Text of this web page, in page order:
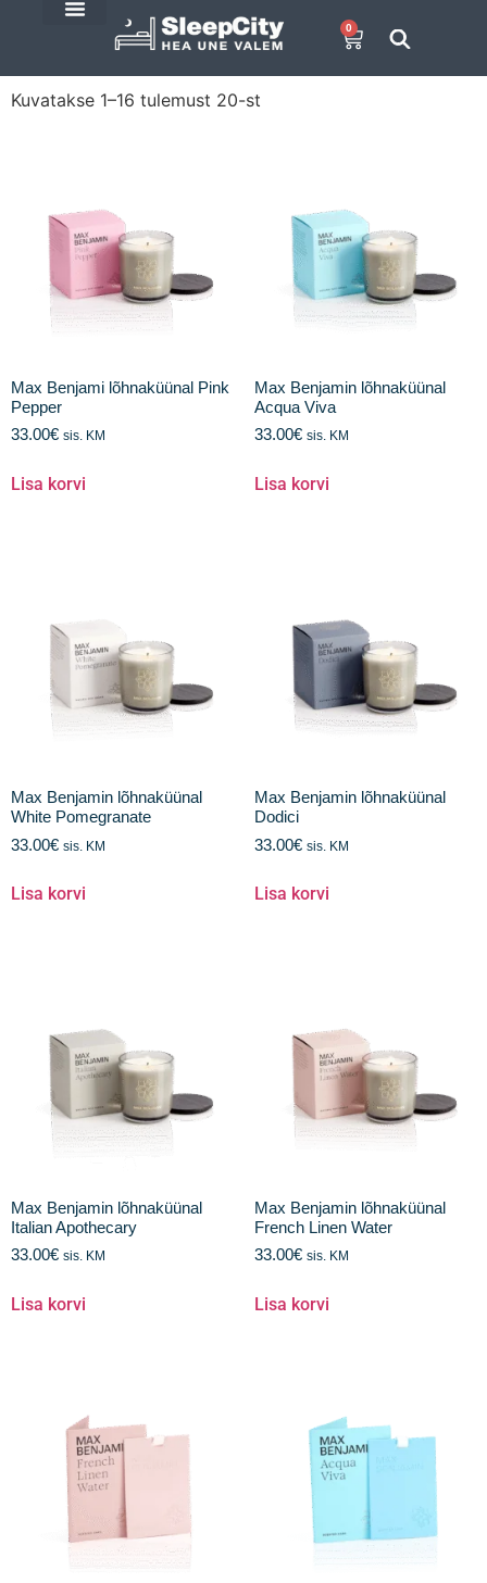
0
Kuvatakse 1–16 tulemust 20-st
Max Benjami lõhnaküünal Pink
Pepper
33.00€ sis. KM
Lisa korvi
Max Benjamin lõhnaküünal
Acqua Viva
33.00€ sis. KM
Lisa korvi
Max Benjamin lõhnaküünal
White Pomegranate
33.00€ sis. KM
Lisa korvi
Max Benjamin lõhnaküünal
Dodici
33.00€ sis. KM
Lisa korvi
Max Benjamin lõhnaküünal
Italian Apothecary
33.00€ sis. KM
Lisa korvi
Max Benjamin lõhnaküünal
French Linen Water
33.00€ sis. KM
Lisa korvi